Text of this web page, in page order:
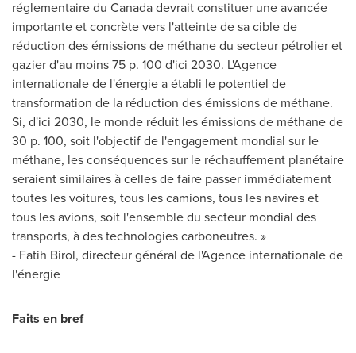
réglementaire du Canadadevrait constituer une avancée
importante et concrète vers l'atteinte de sa cible de
réduction des émissions de méthane du secteur pétrolier et
gazier d'au moins 75 p. 100 d'ici 2030. L'Agence
internationale de l'énergie a établi le potentiel de
transformation de la réduction des émissions de méthane.
Si, d'ici 2030, le monde réduit les émissions de méthane de
30 p. 100, soit l'objectif de l'engagement mondial sur le
méthane, les conséquences sur le réchauffement planétaire
seraient similaires à celles de faire passer immédiatement
toutes les voitures, tous les camions, tous les navires et
tous les avions, soit l'ensemble du secteur mondial des
transports, à des technologies carboneutres. »
- Fatih Birol, directeur général de l'Agence internationale de
l'énergie
Faits en bref